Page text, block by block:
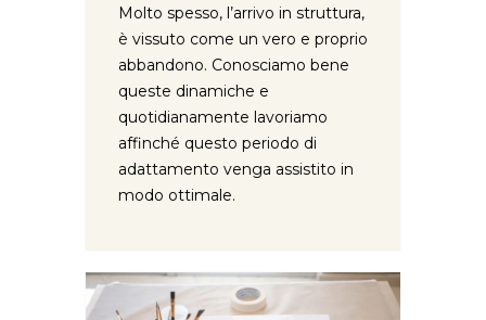
Molto spesso, l’arrivo in struttura,
è vissuto come un vero e proprio
abbandono. Conosciamo bene
queste dinamiche e
quotidianamente lavoriamo
affinché questo periodo di
adattamento venga assistito in
modo ottimale.